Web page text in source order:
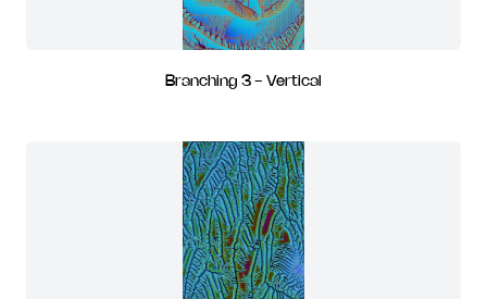
Branching 3 - Vertical